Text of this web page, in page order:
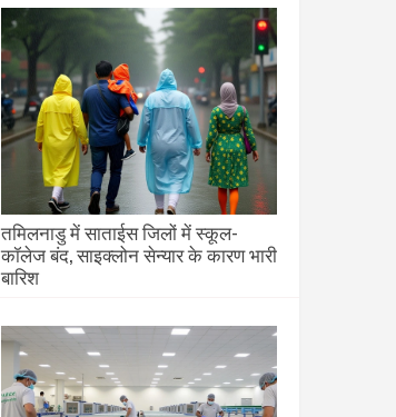
तमिलनाडु में साताईस जिलों में स्कूल-
कॉलेज बंद, साइक्लोन सेन्यार के कारण भारी
बारिश